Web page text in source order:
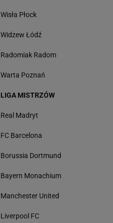
Wisła Płock
Widzew Łódź
Radomiak Radom
Warta Poznań
LIGA MISTRZÓW
Real Madryt
FC Barcelona
Borussia Dortmund
Bayern Monachium
Manchester United
Liverpool FC